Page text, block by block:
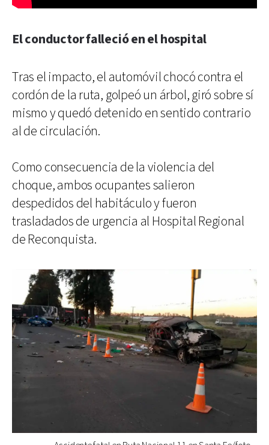
El conductor falleció en el hospital
Tras el impacto, el automóvil chocó contra el
cordón de la ruta, golpeó un árbol, giró sobre sí
mismo y quedó detenido en sentido contrario
al de circulación.
Como consecuencia de la violencia del
choque, ambos ocupantes salieron
despedidos del habitáculo y fueron
trasladados de urgencia al Hospital Regional
de Reconquista.